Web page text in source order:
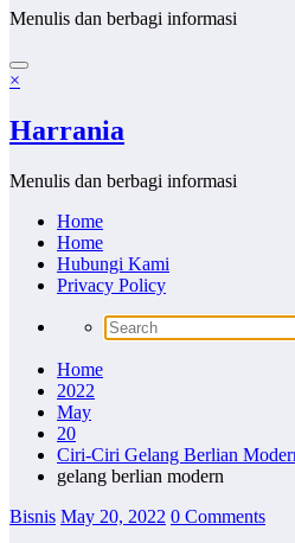
Menulis dan berbagi informasi
×
Harrania
Menulis dan berbagi informasi
Home
Home
Hubungi Kami
Privacy Policy
Home
2022
May
20
Ciri-Ciri Gelang Berlian
gelang berlian modern
Bisnis May 20, 2022 0 Comments